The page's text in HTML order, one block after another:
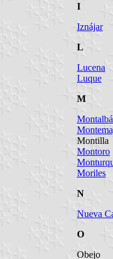
I
Iznájar
L
Lucena
Luque
M
Montilla
Montoro
Moriles
N
Nueva
O
Obejo